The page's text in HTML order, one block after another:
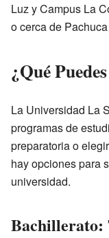
Luz y Campus La
o cerca de
¿Qué
La Universidad La
programas de
preparatoria o
hay opciones para
universidad.
Bachillerato: